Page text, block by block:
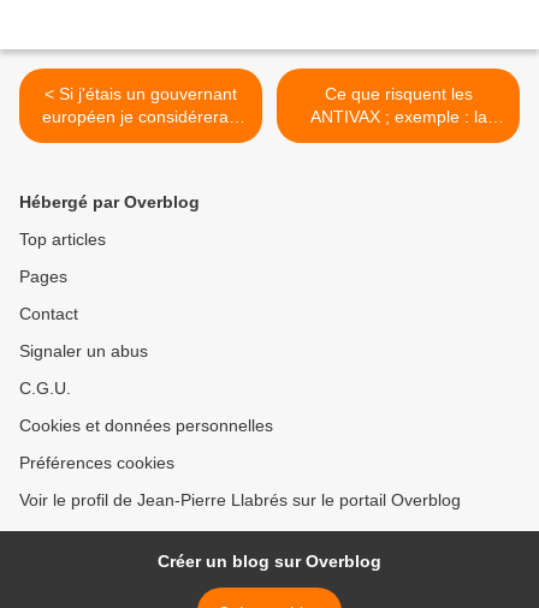
< Si j'étais un gouvernant
européen je considérerais
que :
Ce que risquent les
ANTIVAX ; exemple : la
poliomyélite. >
Hébergé par Overblog
Top articles
Pages
Contact
Signaler un abus
C.G.U.
Cookies et données personnelles
Préférences cookies
Voir le profil de Jean-Pierre Llabrés sur le portail Overblog
Créer un blog sur Overblog